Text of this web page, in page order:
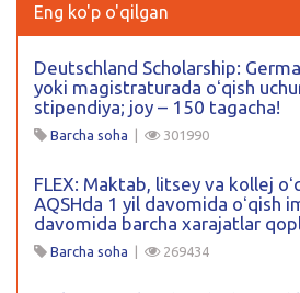
Eng ko'p o'qilgan
Deutschland Scholarship:
yoki magistraturada oʻqish
stipendiya; joy – 150 tagacha!
Barcha soha | 301990
FLEX: Maktab, litsey va kollej
AQSHda 1 yil davomida oʻqish
davomida barcha xarajatlar
Barcha soha | 269434